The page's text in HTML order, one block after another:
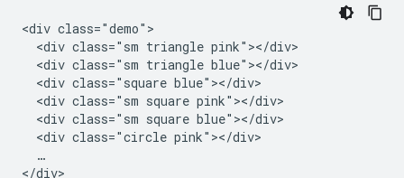
<div class="demo">
  <div class="sm triangle pink"></div>
  <div class="sm triangle blue"></div>
  <div class="square blue"></div>
  <div class="sm square pink"></div>
  <div class="sm square blue"></div>
  <div class="circle pink"></div>
  …